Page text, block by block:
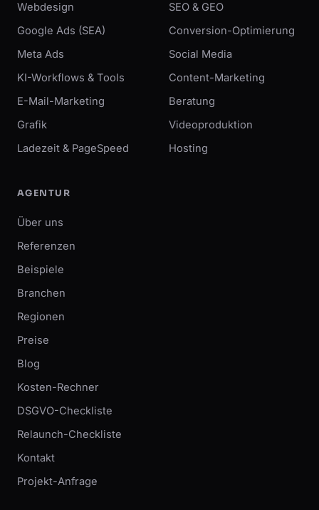
Webdesign
SEO & GEO
Google Ads (SEA)
Conversion-Optimierung
Meta Ads
Social Media
KI-Workflows & Tools
Content-Marketing
E-Mail-Marketing
Beratung
Grafik
Videoproduktion
Ladezeit & PageSpeed
Hosting
AGENTUR
Über uns
Referenzen
Beispiele
Branchen
Regionen
Preise
Blog
Kosten-Rechner
DSGVO-Checkliste
Relaunch-Checkliste
Kontakt
Projekt-Anfrage